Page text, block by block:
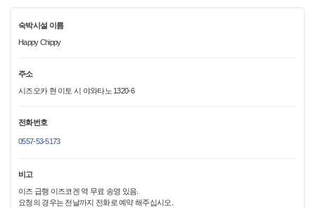
숙박시설 이름
Happy Chippy
주소
시즈오카 현 이토 시 야와타노 1320-6
전화번호
0557-53-5173
비고
이즈 급행 이즈코겐 역 무료 송영 있음.
요청의 경우는 전날까지 전화로 예약 해주십시오.